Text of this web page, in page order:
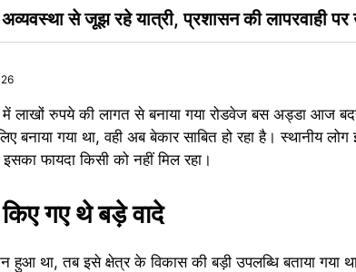
से जूझ रहे यात्री, प्रशासन की लापरवाही
लाखों रुपये की लागत से बनाया गया रोडवेज बस अड्डा आज
बनाया गया था, वही अब बेकार साबित हो रहा है। स्थानीय
फायदा किसी को नहीं मिल रहा।
गए थे बड़े वादे
था, तब इसे क्षेत्र के विकास की बड़ी उपलब्धि बताया गया